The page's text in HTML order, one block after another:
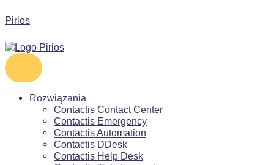
Pirios
Rozwiązania
Contactis Contact Center
Contactis Emergency
Contactis Automation
Contactis DDesk
Contactis Help Desk